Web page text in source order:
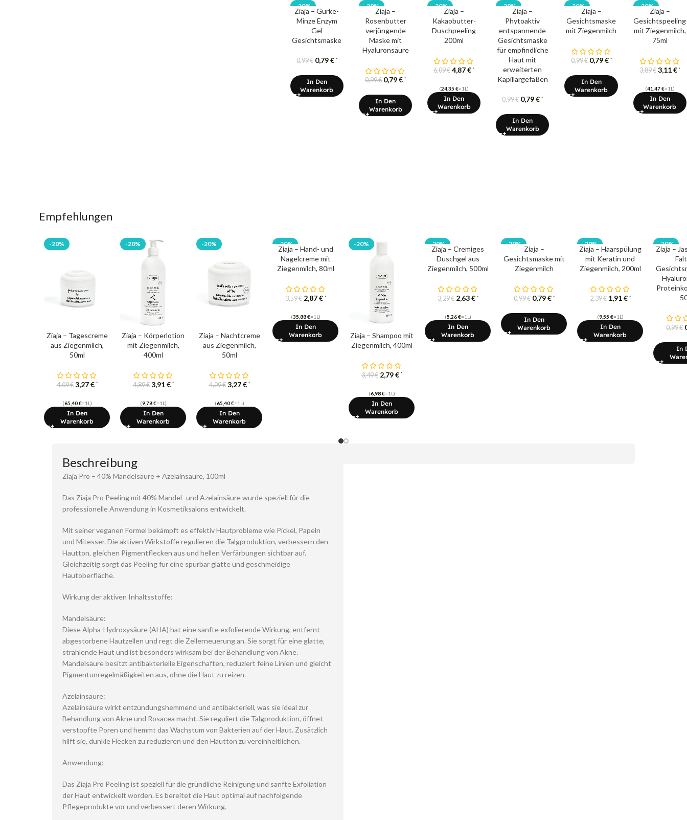
-20%
Ziaja – Gurke-
Minze Enzym
Gel
Gesichtsmaske
0,99€ 0,79€ *
In Den
Warenkorb
-20%
Ziaja –
Rosenbutter
verjüngende
Maske mit
Hyaluronsäure
0,99€ 0,79€ *
In Den
Warenkorb
-20%
Ziaja –
Kakaobutter-
Duschpeeling
200ml
6,09€ 4,87€ *
(24,35€=1L)
In Den
Warenkorb
-20%
Ziaja –
Phytoaktiv
entspannende
Gesichtsmaske
für empfindliche
Haut mit
erweiterten
Kapillargefäßen
0,99€ 0,79€ *
In Den
Warenkorb
-20%
Ziaja –
Gesichtsmaske
mit Ziegenmilch
0,99€ 0,79€ *
In Den
Warenkorb
-20%
Ziaja –
Gesichtspeeling
mit Ziegenmilch,
75ml
3,89€ 3,11€ *
(41,47€=1L)
In Den
Warenkorb
Empfehlungen
-20%
Ziaja – Tagescreme
aus Ziegenmilch,
50ml
4,09€ 3,27€ *
(65,40€=1L)
In Den
Warenkorb
-20%
Ziaja – Körperlotion
mit Ziegenmilch,
400ml
4,89€ 3,91€ *
(9,78€=1L)
In Den
Warenkorb
-20%
Ziaja – Nachtcreme
aus Ziegenmilch,
50ml
4,09€ 3,27€ *
(65,40€=1L)
In Den
Warenkorb
-20%
Ziaja – Hand- und
Nagelcreme mit
Ziegenmilch, 80ml
3,59€ 2,87€ *
(35,88€=1L)
In Den
Warenkorb
-20%
Ziaja – Shampoo mit
Ziegenmilch, 400ml
3,49€ 2,79€ *
(6,98€=1L)
In Den
Warenkorb
-20%
Ziaja – Cremiges
Duschgel aus
Ziegenmilch, 500ml
3,29€ 2,63€ *
(5,26€=1L)
In Den
Warenkorb
-20%
Ziaja –
Gesichtsmaske mit
Ziegenmilch
0,99€ 0,79€ *
In Den
Warenkorb
-20%
Ziaja – Haarspülung
mit Keratin und
Ziegenmilch, 200ml
2,39€ 1,91€ *
(9,55 €=1L)
In Den
Warenkorb
-20%
Ziaja –
0,99€
In
Beschreibung
Ziaja Pro – 40% Mandelsäure + Azelainsäure, 100ml
Das Ziaja Pro Peeling mit 40% Mandel- und Azelainsäure wurde speziell für die
professionelle Anwendung in Kosmetiksalons entwickelt.
Mit seiner veganen Formel bekämpft es effektiv Hautprobleme wie Pickel, Papeln
und Mitesser. Die aktiven Wirkstoffe regulieren die Talgproduktion, verbessern den
Hautton, gleichen Pigmentflecken aus und hellen Verfärbungen sichtbar auf.
Gleichzeitig sorgt das Peeling für eine spürbar glatte und geschmeidige
Hautoberfläche.
Wirkung der aktiven Inhaltsstoffe:
Mandelsäure:
Diese Alpha-Hydroxysäure (AHA) hat eine sanfte exfolierende Wirkung, entfernt
abgestorbene Hautzellen und regt die Zellerneuerung an. Sie sorgt für eine glatte,
strahlende Haut und ist besonders wirksam bei der Behandlung von Akne.
Mandelsäure besitzt antibakterielle Eigenschaften, reduziert feine Linien und gleicht
Pigmentunregelmäßigkeiten aus, ohne die Haut zu reizen.
Azelainsäure:
Azelainsäure wirkt entzündungshemmend und antibakteriell, was sie ideal zur
Behandlung von Akne und Rosacea macht. Sie reguliert die Talgproduktion, öffnet
verstopfte Poren und hemmt das Wachstum von Bakterien auf der Haut. Zusätzlich
hilft sie, dunkle Flecken zu reduzieren und den Hautton zu vereinheitlichen.
Anwendung:
Das Ziaja Pro Peeling ist speziell für die gründliche Reinigung und sanfte Exfoliation
der Haut entwickelt worden. Es bereitet die Haut optimal auf nachfolgende
Pflegeprodukte vor und verbessert deren Wirkung.